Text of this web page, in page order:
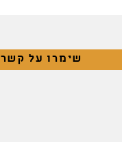
שימרו על קשר